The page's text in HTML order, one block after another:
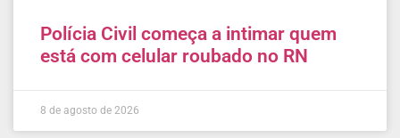
Polícia Civil começa a intimar quem
está com celular roubado no RN
8 de agosto de 2026